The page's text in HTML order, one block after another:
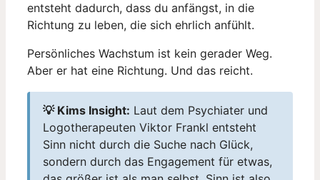
entsteht dadurch, dass du anfängst, in die
Richtung zu leben, die sich ehrlich anfühlt.
Persönliches Wachstum ist kein gerader Weg.
Aber er hat eine Richtung. Und das reicht.
💡 Kims Insight: Laut dem Psychiater und
Logotherapeuten Viktor Frankl entsteht
Sinn nicht durch die Suche nach Glück,
sondern durch das Engagement für etwas,